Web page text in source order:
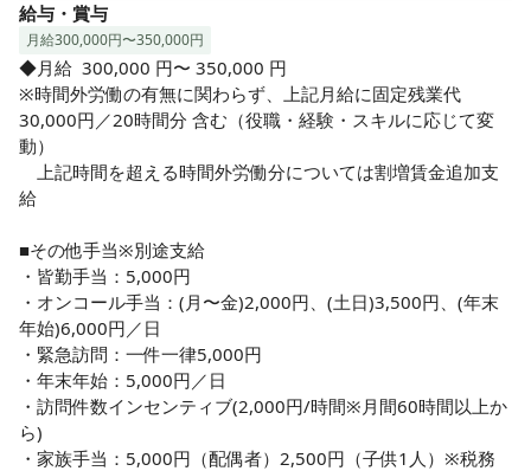
給与・賞与
月給300,000円〜350,000円
◆月給  300,000 円〜 350,000 円
※時間外労働の有無に関わらず、上記月給に固定残業代
30,000円／20時間分 含む（役職・経験・スキルに応じて変
動）
上記時間を超える時間外労働分については割増賃金追加支
給
■その他手当※別途支給
・皆勤手当：5,000円
・オンコール手当：(月〜金)2,000円、(土日)3,500円、(年末
年始)6,000円／日
・緊急訪問：一件一律5,000円
・年末年始：5,000円／日
・訪問件数インセンティブ(2,000円/時間※月間60時間以上か
ら)
・家族手当：5,000円（配偶者）2,500円（子供1人）※税務